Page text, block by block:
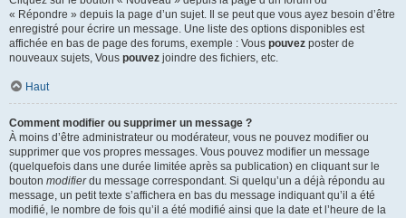
« Répondre » depuis la page d’un sujet. Il se peut que vous ayez besoin d’être
enregistré pour écrire un message. Une liste des options disponibles est
affichée en bas de page des forums, exemple : Vous pouvez poster de
nouveaux sujets, Vous pouvez joindre des fichiers, etc.
Haut
Comment modifier ou supprimer un message ?
À moins d’être administrateur ou modérateur, vous ne pouvez modifier ou
supprimer que vos propres messages. Vous pouvez modifier un message
(quelquefois dans une durée limitée après sa publication) en cliquant sur le
bouton modifierdu message correspondant. Si quelqu’un a déjà répondu au
message, un petit texte s’affichera en bas du message indiquant qu’il a été
modifié, le nombre de fois qu’il a été modifié ainsi que la date et l’heure de la